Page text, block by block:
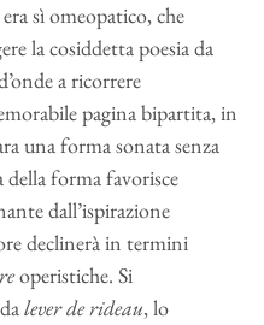
sì omeopatico, che
la cosiddetta poesia da
a ricorrere
pagina bipartita, in
una forma sonata senza
della forma favorisce
dall’ispirazione
declinerà in termini
operistiche. Si
lever de rideau, lo